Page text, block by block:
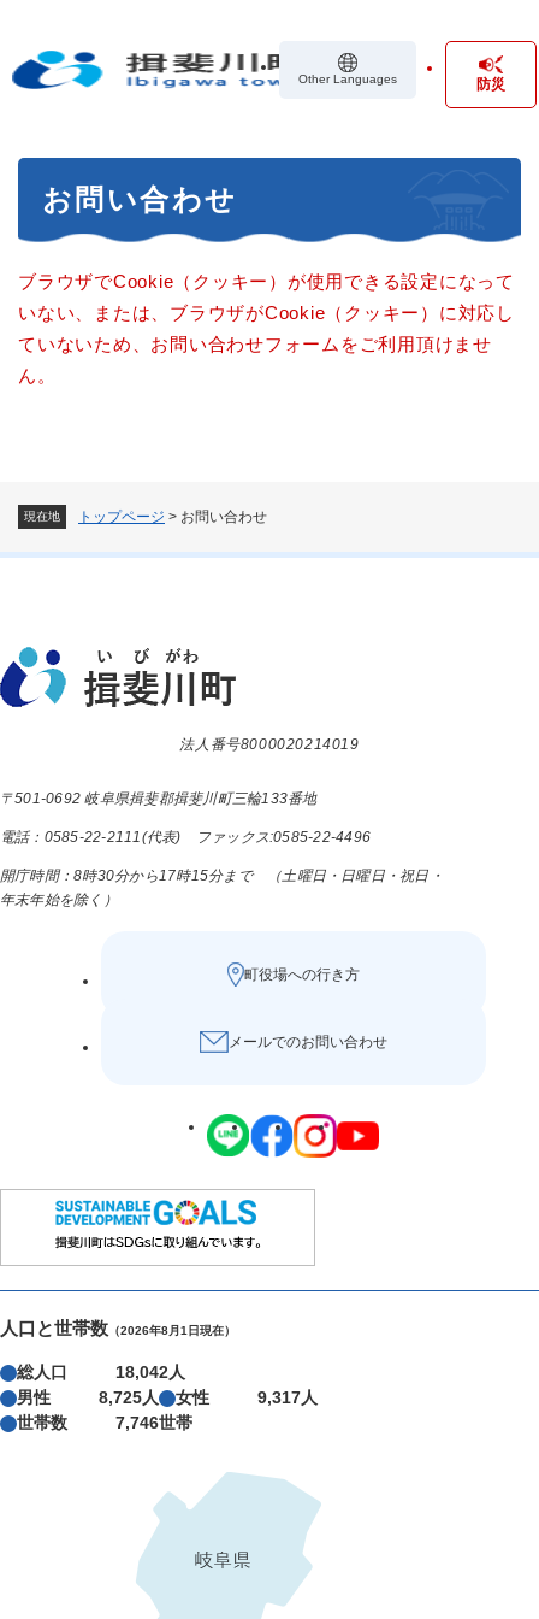
の
Other Languages 防災
現在地 トップページ > お問い合わせ
お問い合わせ
ブラウザでCookie（クッキー）が使用できる設定になって
いない、または、ブラウザがCookie（クッキー）に対応し
ていないため、お問い合わせフォームをご利用頂けませ
ん。
法人番号8000020214019
〒501-0692 岐阜県揖斐郡揖斐川町三輪133番地
電話：0585-22-2111(代表) ファックス:0585-22-4496
開庁時間：8時30分から17時15分まで （土曜日・日曜日・祝日・
年末年始を除く）
町役場への行き方
メールでのお問い合わせ
人口と世帯数 （2026年8月1日現在）
総人口
18,042人
男性
8,725人 女性
9,317人
世帯数
7,746世帯